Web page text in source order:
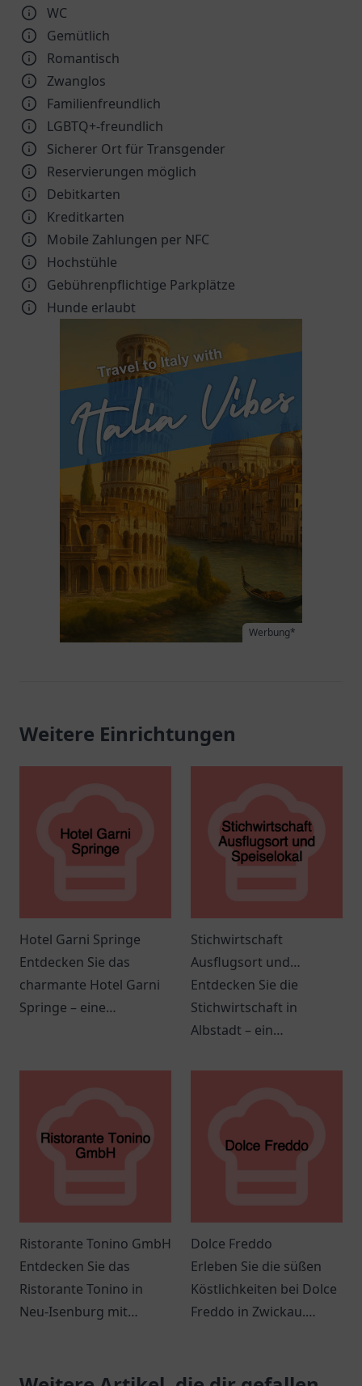
WC
Gemütlich
Romantisch
Zwanglos
Familienfreundlich
LGBTQ+-freundlich
Sicherer Ort für Transgender
Reservierungen möglich
Debitkarten
Kreditkarten
Mobile Zahlungen per NFC
Hochstühle
Gebührenpflichtige Parkplätze
Hunde erlaubt
Werbung*
Weitere Einrichtungen
Hotel Garni Springe
Entdecken Sie das
charmante Hotel Garni
Springe – eine
modernem Komfort und
Stichwirtschaft
Ausflugsort und
Speiselokal
Entdecken Sie die
Stichwirtschaft in
Albstadt – ein
regionale Spezialitäten
Ristorante Tonino GmbH
Entdecken Sie das
Ristorante Tonino in
Neu-Isenburg mit
einer einladenden
Dolce Freddo
Erleben Sie die süßen
Köstlichkeiten bei Dolce
Freddo in Zwickau.
erwarten Sie!